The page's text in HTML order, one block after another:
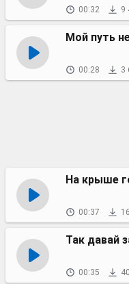
00:32 9
Мой путь
00:28 3
На крыше
00:37
Так давай
00:35